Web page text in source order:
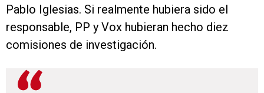
Pablo Iglesias. Si realmente hubiera sido el
responsable, PP y Vox hubieran hecho diez
comisiones de investigación.